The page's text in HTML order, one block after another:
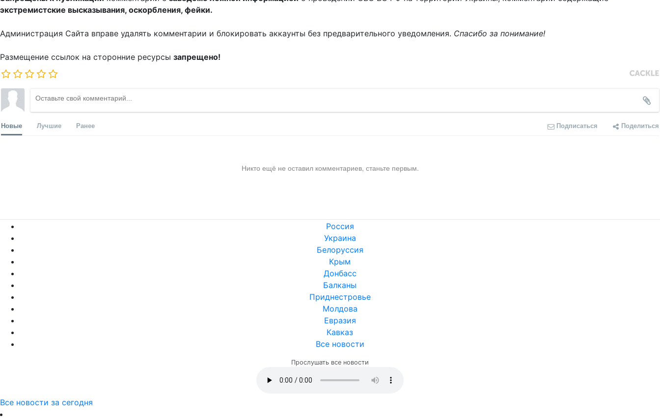
экстремистские высказывания, оскорбления, фейки.
Администрация Сайта вправе удалять комментарии и блокировать аккаунты без предварительного уведомления. Спасибо за понимание!
Размещение ссылок на сторонние ресурсы запрещено!
Новые Лучшие Ранее Подписаться Поделиться
Никто ещё не оставил комментариев, станьте первым.
Россия
Украина
Белоруссия
Крым
Донбасс
Балканы
Приднестровье
Молдова
Евразия
Кавказ
Все новости
Прослушать все новости
Все новости за сегодня